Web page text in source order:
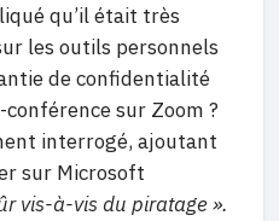
qu’il était très
les outils personnels
de confidentialité
sur Zoom ?
interrogé, ajoutant
sur Microsoft
vis-à-vis du piratage ».